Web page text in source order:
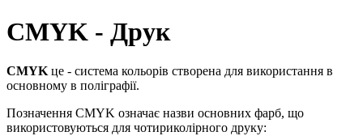
CMYK - Друк
CMYK це - система кольорів створена для використання в
основному в поліграфії.
Позначення CMYK означає назви основних фарб, що
використовуються для чотириколірного друку: